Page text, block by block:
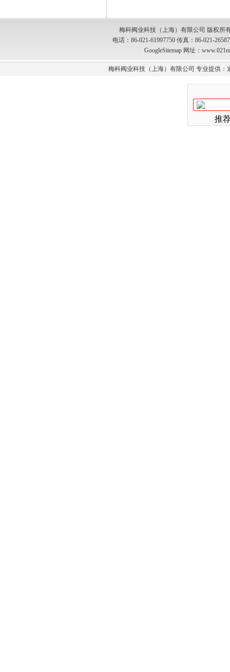
梅科阀业科技（上海）有限公司 版权所
电话：86-021-61997750 传真：86-021-
GoogleSitemap 网址：
梅科阀业科技（上海）有限公司 专业提供
推